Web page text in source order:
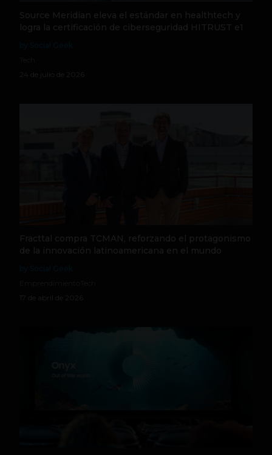
Source Meridian eleva el estándar en healthtech y
logra la certificación de ciberseguridad HITRUST e1
24 de julio de 2026
Fracttal compra TCMAN, reforzando el protagonismo
de la innovación latinoamericana en el mundo
17 de abril de 2026